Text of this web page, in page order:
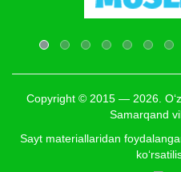
Copyright © 2015 — 2026.
Samarqand
Sayt materiallaridan